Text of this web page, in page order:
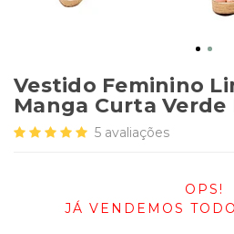
Vestido Feminino
Manga Curta Verde
5 avaliações
OPS!
JÁ VENDEMOS